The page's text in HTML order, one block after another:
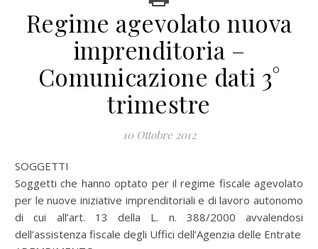
Regime agevolato nuova
imprenditoria –
Comunicazione dati 3°
trimestre
10 Ottobre 2012
SOGGETTI
Soggetti che hanno optato per il regime fiscale agevolato
per le nuove iniziative imprenditoriali e di lavoro autonomo
di cui all’art. 13 della L. n. 388/2000 avvalendosi
dell’assistenza fiscale degli Uffici dell’Agenzia delle Entrate